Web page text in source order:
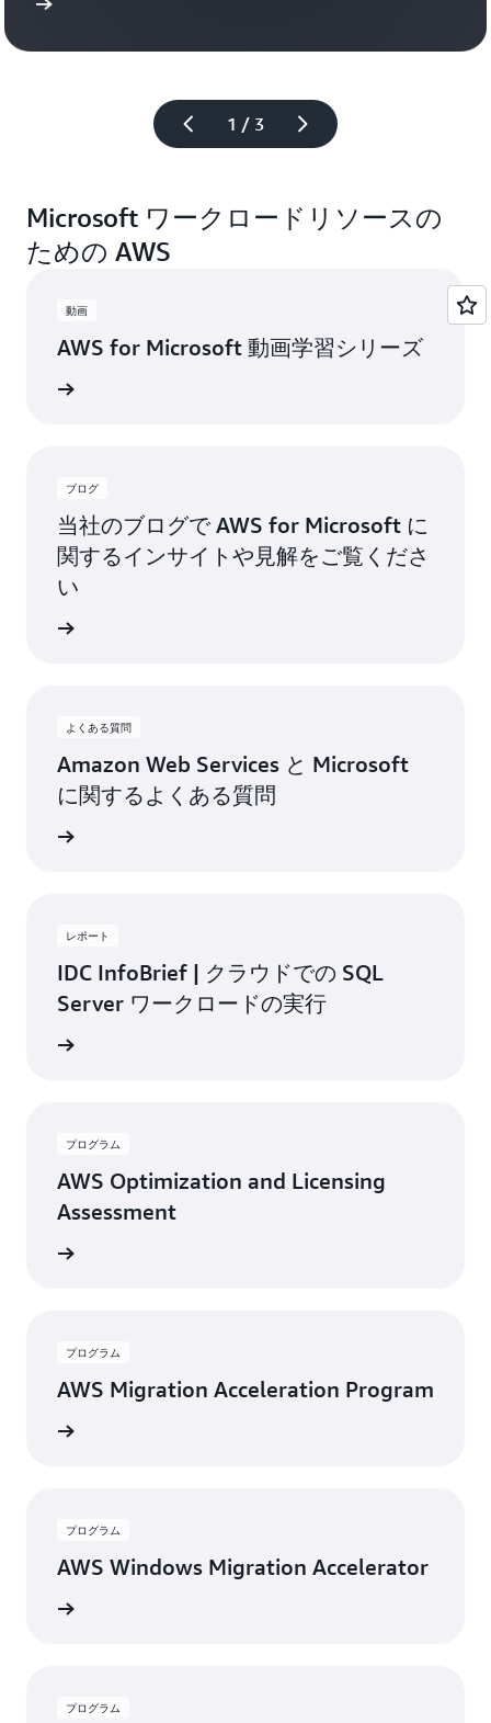
1 / 3
動画
Microsoft ワークロードリソースの
ための AWS
動画
AWS for Microsoft 動画学習シリーズ
ブログ
当社のブログで AWS for Microsoft に
関するインサイトや見解をご覧くださ
い
よくある質問
Amazon Web Services と Microsoft
に関するよくある質問
レポート
IDC InfoBrief | クラウドでの SQL
Server ワークロードの実行
プログラム
AWS Optimization and Licensing
Assessment
プログラム
AWS Migration Acceleration Program
プログラム
AWS Windows Migration Accelerator
プログラム